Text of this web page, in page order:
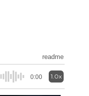
readme
0:00 1.0x